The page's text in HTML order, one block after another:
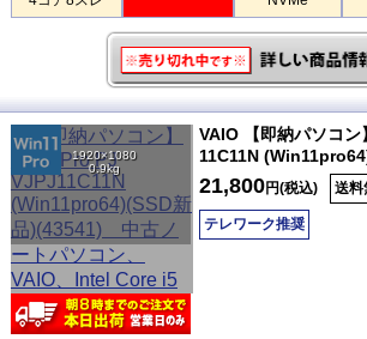
1920×1080
0.9kg
VAIO 【即納パソコ
11C11N
21,800円(税込) 送料
テレワーク推奨